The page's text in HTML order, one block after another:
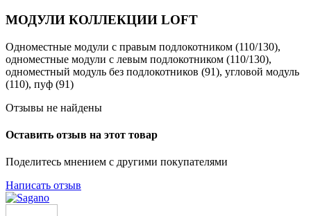
МОДУЛИ КОЛЛЕКЦИИ LOFT
Одноместные модули с правым подлокотником (110/130),
одноместные модули с левым подлокотником (110/130),
одноместный модуль без подлокотников (91), угловой модуль
(110), пуф (91)
Отзывы не найдены
Оставить отзыв на этот товар
Поделитесь мнением с другими покупателями
Написать отзыв